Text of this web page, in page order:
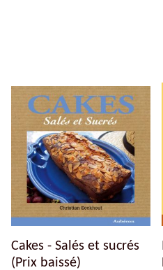
Cakes - Salés et sucrés
(Prix baissé)